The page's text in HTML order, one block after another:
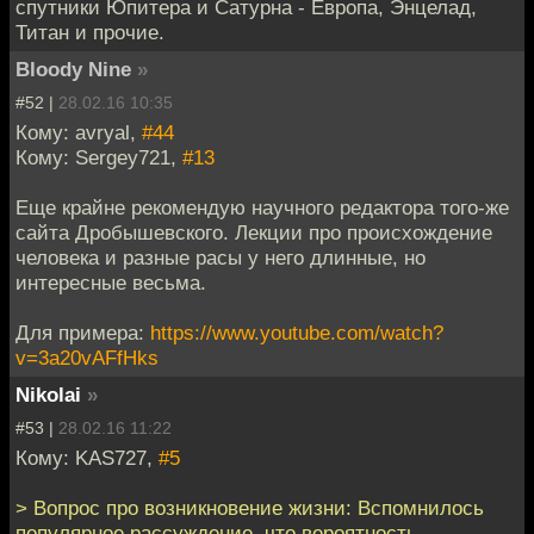
спутники Юпитера и Сатурна - Европа, Энцелад,
Титан и прочие.
Bloody Nine »
#52 | 28.02.16 10:35
Кому: avryal, #44
Кому: Sergey721, #13
Еще крайне рекомендую научного редактора того-же
сайта Дробышевского. Лекции про происхождение
человека и разные расы у него длинные, но
интересные весьма.
Для примера: https://www.youtube.com/watch?
v=3a20vAFfHks
Nikolai »
#53 | 28.02.16 11:22
Кому: KAS727, #5
> Вопрос про возникновение жизни: Вспомнилось